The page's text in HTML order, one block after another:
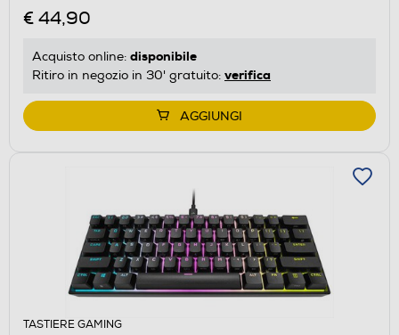
€ 44,90
Acquisto online: disponibile
Ritiro in negozio in 30' gratuito: verifica
AGGIUNGI
TASTIERE GAMING